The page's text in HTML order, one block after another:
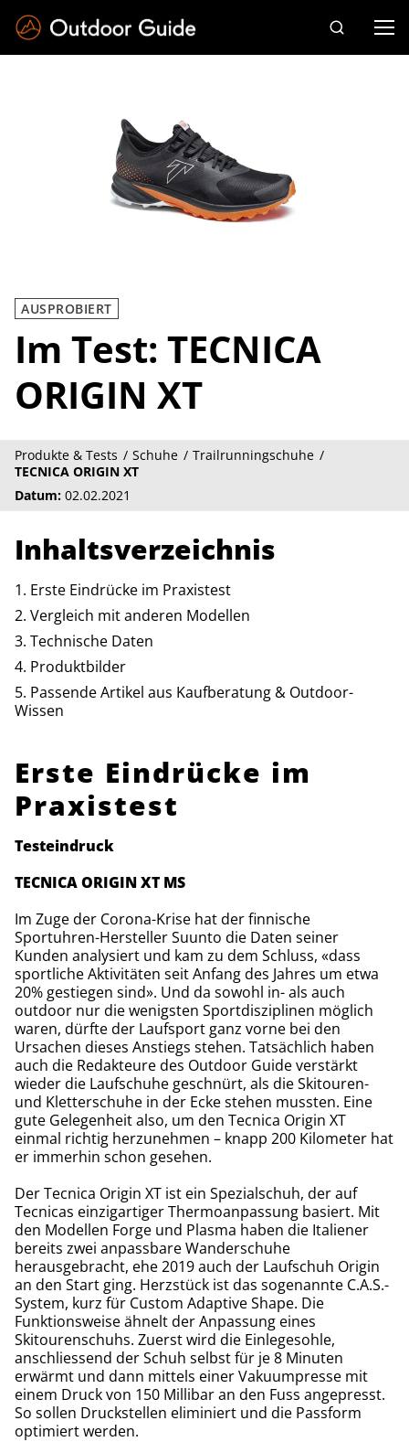
AUSPROBIERT
Im Test: TECNICA
ORIGIN XT
Produkte & Tests Schuhe
Trailrunningschuhe
TECNICA ORIGIN XT
Datum: 02.02.2021
Inhaltsverzeichnis
Erste Eindrücke im Praxistest
Vergleich mit anderen Modellen
Technische Daten
Produktbilder
Passende Artikel aus Kaufberatung & Outdoor-
Wissen
Erste Eindrücke im
Praxistest
Testeindruck
TECNICA ORIGIN XT MS
Im Zuge der Corona-Krise hat der finnische
Sportuhren-Hersteller Suunto die Daten seiner
Kunden analysiert und kam zu dem Schluss, «dass
sportliche Aktivitäten seit Anfang des Jahres um etwa
20% gestiegen sind». Und da sowohl in- als auch
outdoor nur die wenigsten Sportdisziplinen möglich
waren, dürfte der Laufsport ganz vorne bei den
Ursachen dieses Anstiegs stehen. Tatsächlich haben
auch die Redakteure des Outdoor Guide verstärkt
wieder die Laufschuhe geschnürt, als die Skitouren-
und Kletterschuhe in der Ecke stehen mussten. Eine
gute Gelegenheit also, um den Tecnica Origin XT
einmal richtig herzunehmen – knapp 200 Kilometer hat
er immerhin schon gesehen.
Der Tecnica Origin XT ist ein Spezialschuh, der auf
Tecnicas einzigartiger Thermoanpassung basiert. Mit
den Modellen Forge und Plasma haben die Italiener
bereits zwei anpassbare Wanderschuhe
herausgebracht, ehe 2019 auch der Laufschuh Origin
an den Start ging. Herzstück ist das sogenannte C.A.S.-
System, kurz für Custom Adaptive Shape. Die
Funktionsweise ähnelt der Anpassung eines
Skitourenschuhs. Zuerst wird die Einlegesohle,
anschliessend der Schuh selbst für je 8 Minuten
erwärmt und dann mittels einer Vakuumpresse mit
einem Druck von 150 Millibar an den Fuss angepresst.
So sollen Druckstellen eliminiert und die Passform
optimiert werden.